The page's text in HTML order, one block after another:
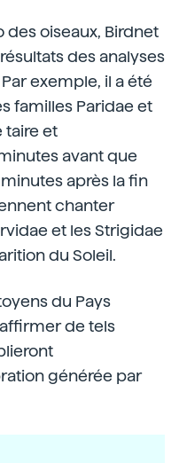
oiseaux, Birdnet
des analyses
exemple, il a été
familles Paridae et
taire et
avant que
après la fin
chanter
et les Strigidae
du Soleil.
du Pays
de tels
générée par